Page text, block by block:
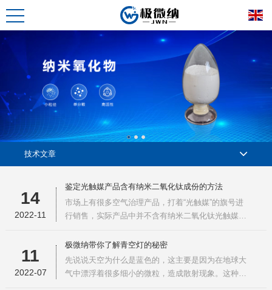
技术文章
14
2022-11
鉴定光触媒产品含有纳米二氧化钛成份的方法
市场上有很多空气治理产品，打着“光触媒”的旗号进
行销售，实际产品中并不含有纳米二氧化钛光触媒成
含有光触媒物质呢，宁波极微纳科技有限公司给您总
结了以下几点鉴定的方法，供各位顾客和同行参考：
方法1：看产品溶液的状态。如果产品完全呈现出溶
11
2022-07
极微纳带你了解青空灯的秘密
先说说天空为什么是蓝色的，这主要是因为在地球大
气中漂浮着很多细小的微粒，造成散射现象。这种散